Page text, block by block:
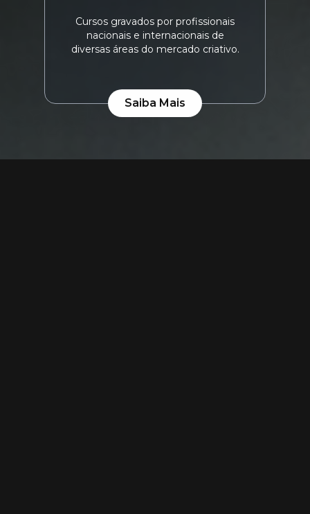
Cursos gravados por profissionais
nacionais e internacionais de
diversas áreas do mercado criativo.
Saiba Mais